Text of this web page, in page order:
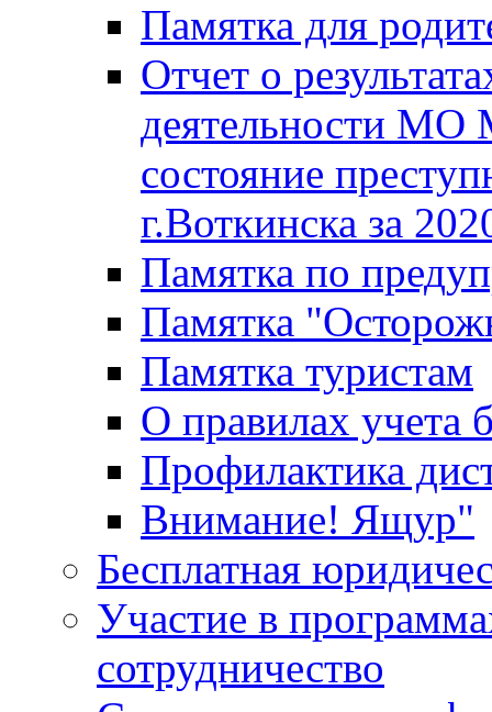
Памятка для
Отчет о
деятельности МО
состояние
г.Воткинска за
Памятка по
Памятка
Памятка туристам
О правилах учета
Профилактика
Внимание! Ящур"
Бесплатная
Участие в
сотрудничество